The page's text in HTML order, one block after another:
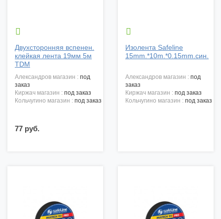

Двухсторонняя вспенен.
клейкая лента 19мм 5м
TDM
александров магазин : под
заказ
киржач магазин : под заказ
кольчугино магазин : под заказ
77 руб.

Изолента Safeline
15mm.*10m.*0.15mm.син.
александров магазин : под
заказ
киржач магазин : под заказ
кольчугино магазин : под заказ